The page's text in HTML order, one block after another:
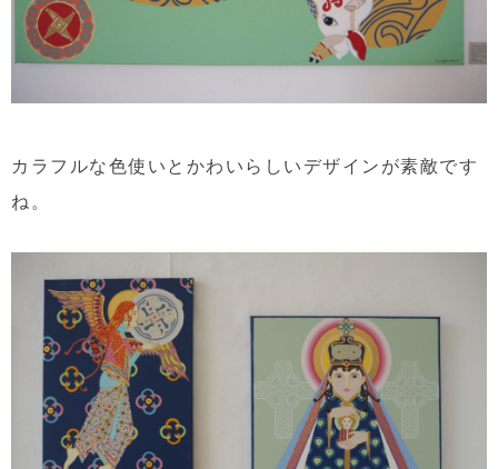
カラフルな色使いとかわいらしいデザインが素敵です
ね。